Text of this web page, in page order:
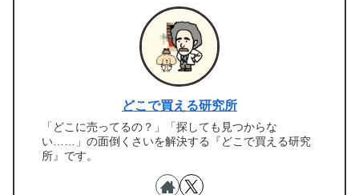
どこで買える研究所
「どこに売ってるの？」「探しても見つからな
い……」の面倒くさいを解決する『どこで買える研究
所』です。